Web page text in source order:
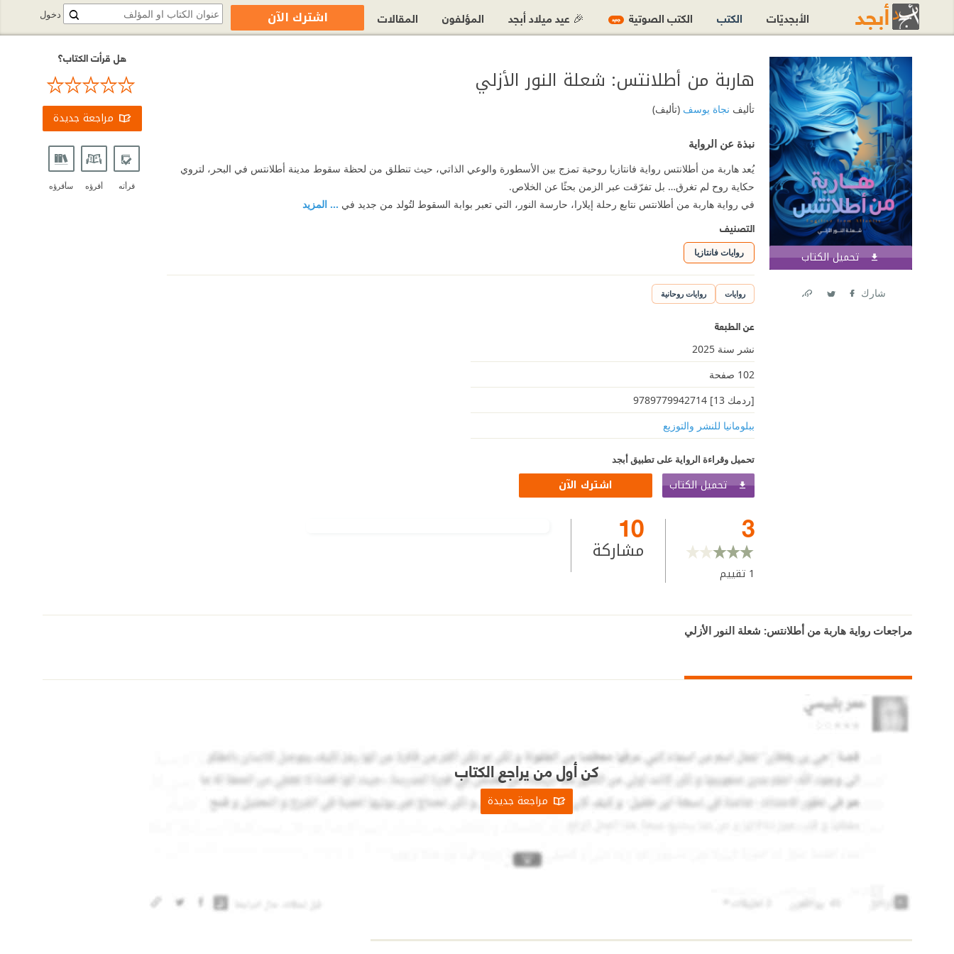
تحميل الكتاب اشترك الآن
شارك
تأليف نجاة يوسف(تأليف)
نبذة عن الرواية
يُعد هاربة من أطلانتس رواية فانتازيا روحية تمزج بين الأسطورة والوعي الذاتي، حيث تنطلق من لحظة سقوط مدينة أطلانتس في البحر، لتروي
حكاية روح لم تغرق… بل تفرّقت عبر الزمن بحثًا عن الخلاص.
في رواية هاربة من أطلانتس نتابع رحلة إيلارا، حارسة النور، التي تعبر بوابة السقوط لتُولد من جديد في ... المزيد
التصنيف
روايات فانتازيا
روايات روايات روحانية
عن الطبعة
نشر سنة 2025
102 صفحة
[ردمك 13] 9789779942714
ببلومانيا للنشر والتوزيع
تحميل وقراءة الرواية على تطبيق أبجد
تحميل الكتاب اشترك الآن
3
1 تقييم
10
مشاركة
هل قرأت الكتاب؟
مراجعة جديدة
قرأته أقرؤه سأقرؤه
مراجعات رواية ‎هاربة من أطلانتس: شعلة النور الأزلي
كن أول من يراجع الكتاب
مراجعة جديدة
دخول الأبجديّات الكتب الكتب الصوتية جديد 🎉 عيد ميلاد أبجد المؤلفون المقالات اشترك الآن